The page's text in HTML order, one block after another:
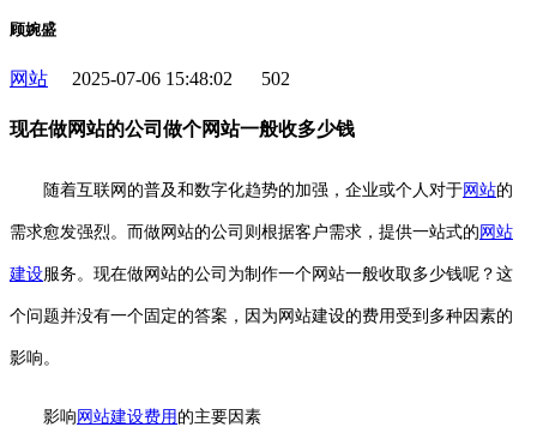
顾婉盛
网站 2025-07-06 15:48:02 502
现在做网站的公司做个网站一般收多少钱
随着互联网的普及和数字化趋势的加强，企业或个人对于网站的
需求愈发强烈。而做网站的公司则根据客户需求，提供一站式的 网站
建设服务。现在做网站的公司为制作一个网站一般收取多少钱呢？这
个问题并没有一个固定的答案，因为网站建设的费用受到多种因素的
影响。
影响 网站建设费用 的主要因素